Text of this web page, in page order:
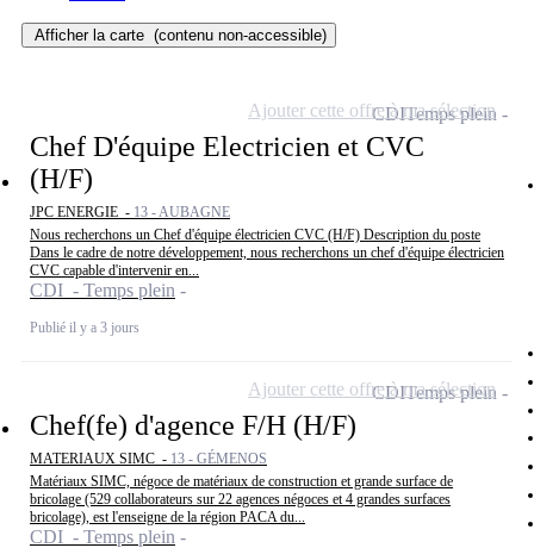
Afficher la carte (contenu non-accessible)
Chef D'équipe Electricien et CVC
(H/F)
JPC ENERGIE - 13 - AUBAGNE
Nous recherchons un Chef d'équipe électricien CVC (H/F) Description du poste
Dans le cadre de notre développement, nous recherchons un chef d'équipe électricien
CVC capable d'intervenir en...
CDI - Temps plein
Publié il y a 3 jours
CDITemps plein
Ajouter cette offre à ma sélection
Chef(fe) d'agence F/H (H/F)
MATERIAUX SIMC - 13 - GÉMENOS
Matériaux SIMC, négoce de matériaux de construction et grande surface de
bricolage (529 collaborateurs sur 22 agences négoces et 4 grandes surfaces
bricolage), est l'enseigne de la région PACA du...
CDI - Temps plein
CDITemps plein
Ajouter cette offre à ma sélection